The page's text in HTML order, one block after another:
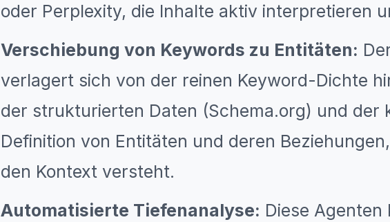
oder Perplexity, die Inhalte aktiv interpretieren
Verschiebung von Keywords zu Entitäten:
verlagert sich von der reinen Keyword-Dichte
der strukturierten Daten (Schema.org) und der
Definition von Entitäten und deren
den Kontext versteht.
Automatisierte Tiefenanalyse: Diese Agenten